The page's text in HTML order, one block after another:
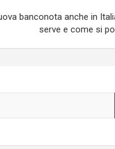
banconota anche in
serve e come si